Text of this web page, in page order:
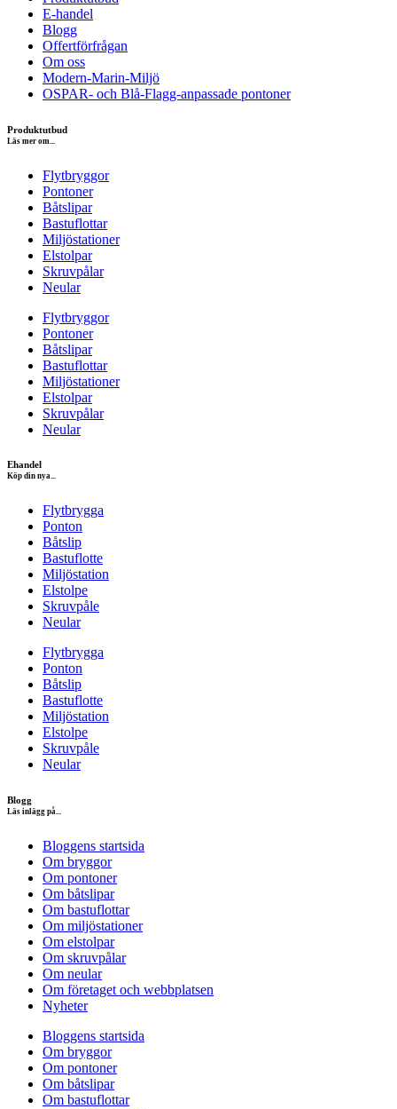
E-handel
Blogg
Offertförfrågan
Om oss
Modern-Marin-Miljö
OSPAR- och Blå-Flagg-anpassade pontoner
Produktutbud
Läs mer om...
Flytbryggor
Pontoner
Båtslipar
Bastuflottar
Miljöstationer
Elstolpar
Skruvpålar
Neular
Flytbryggor
Pontoner
Båtslipar
Bastuflottar
Miljöstationer
Elstolpar
Skruvpålar
Neular
Ehandel
Köp din nya...
Flytbrygga
Ponton
Båtslip
Bastuflotte
Miljöstation
Elstolpe
Skruvpåle
Neular
Flytbrygga
Ponton
Båtslip
Bastuflotte
Miljöstation
Elstolpe
Skruvpåle
Neular
Blogg
Läs inlägg på...
Bloggens startsida
Om bryggor
Om pontoner
Om båtslipar
Om bastuflottar
Om miljöstationer
Om elstolpar
Om skruvpålar
Om neular
Om företaget och webbplatsen
Nyheter
Bloggens startsida
Om bryggor
Om pontoner
Om båtslipar
Om bastuflottar